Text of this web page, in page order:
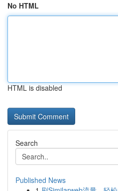
No HTML
HTML is disabled
Search
Published News